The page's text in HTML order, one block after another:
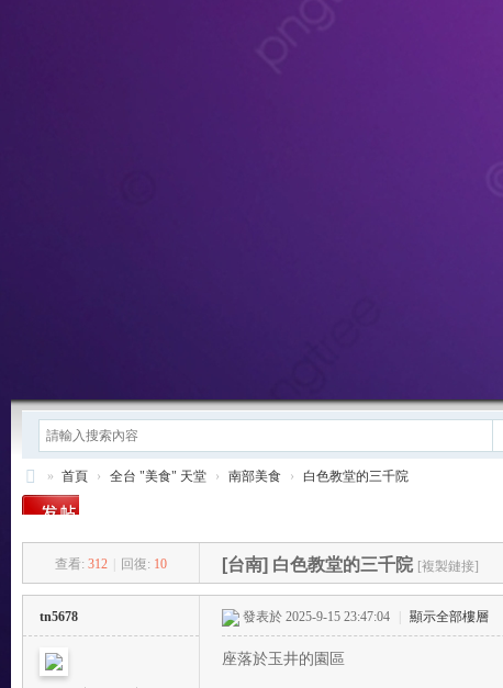
方
T
» 首頁 › 全台 "美食" 天堂 › 南部美食 › 白色教堂的三千院
查看: 312 回復: 10 [台南] 白色教堂的三千院 [複製鏈接]
tn5678 發表於 2025-9-15 23:47:04 顯示全部樓層
座落於玉井的園區